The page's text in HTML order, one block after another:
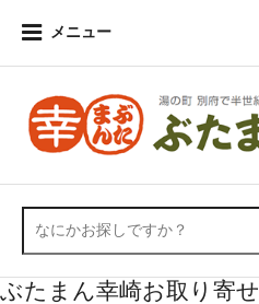
メニュー
ぶたまん幸崎お取り寄せ